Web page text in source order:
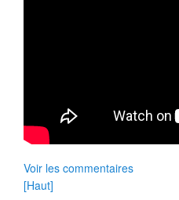
Voir les commentaires
[Haut]